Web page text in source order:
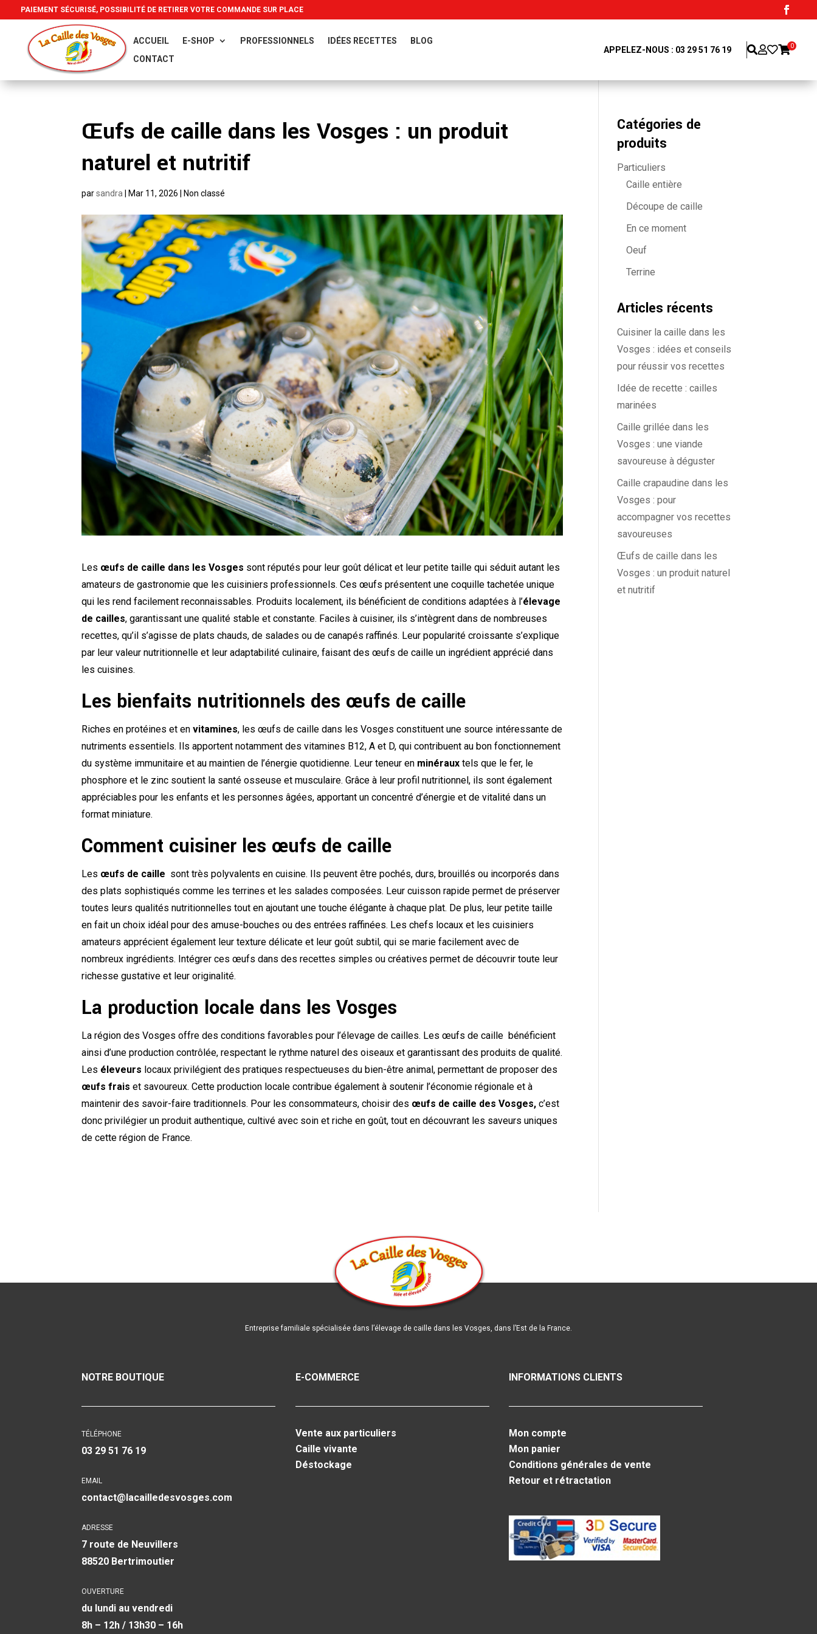
PAIEMENT SÉCURISÉ, POSSIBILITÉ DE RETIRER VOTRE COMMANDE SUR PLACE
ACCUEIL E-SHOP PROFESSIONNELS IDÉES RECETTES
BLOG
CONTACT
APPELEZ-NOUS : 03 29 51 76 19 0
Œufs de caille dans les Vosges : un produit
naturel et nutritif
parsandra Mar 11, 2026 | Non classé
Les œufs de caille dans les Vosges sont réputés pour leur goût délicat et leur petite taille qui séduit autant les
amateurs de gastronomie que les cuisiniers professionnels. Ces œufs présentent une coquille tachetée unique
qui les rend facilement reconnaissables. Produits localement, ils bénéficient de conditions adaptées à l’élevage
de cailles, garantissant une qualité stable et constante. Faciles à cuisiner, ils s’intègrent dans de nombreuses
recettes, qu’il s’agisse de plats chauds, de salades ou de canapés raffinés. Leur popularité croissante s’explique
par leur valeur nutritionnelle et leur adaptabilité culinaire, faisant des œufs de caille un ingrédient apprécié dans
les cuisines.
Les bienfaits nutritionnels des œufs de caille
Riches enprotéines et envitamines, lesœufs de caille dans les Vosges constituent une source intéressante de
nutriments essentiels. Ils apportent notamment des vitamines B12, A et D, qui contribuent au bon fonctionnement
du système immunitaire et au maintien de l’énergie quotidienne. Leur teneur en minéraux tels que le fer, le
phosphore et le zinc soutient la santé osseuse et musculaire. Grâce à leur profil nutritionnel, ils sont également
appréciables pour les enfants et les personnes âgées, apportant un concentré d’énergie et de vitalité dans un
format miniature.
Comment cuisiner les œufs de caille
Les œufs de caille sont très polyvalents en cuisine. Ils peuvent être pochés, durs, brouillés ou incorporés dans
des plats sophistiqués comme les terrines et les salades composées. Leur cuisson rapide permet de préserver
toutes leurs qualités nutritionnelles tout en ajoutant une touche élégante à chaque plat. De plus, leur petite taille
en fait un choix idéal pour des amuse-bouches ou des entrées raffinées. Les chefs locaux et les cuisiniers
amateurs apprécient également leur texture délicate et leur goût subtil, qui se marie facilement avec de
nombreux ingrédients. Intégrer ces œufs dans des recettes simples ou créatives permet de découvrir toute leur
richesse gustative et leur originalité.
La production locale dans les Vosges
La région des Vosges offre des conditions favorables pour l’élevage de cailles. Les œufs de caille bénéficient
ainsi d’une production contrôlée, respectant le rythme naturel des oiseaux et garantissant des produits de qualité.
Les éleveurs locaux privilégient des pratiques respectueuses du bien-être animal, permettant de proposer des
œufs frais et savoureux. Cette production locale contribue également à soutenir l’économie régionale et à
maintenir des savoir-faire traditionnels. Pour les consommateurs, choisir des œufs de caille des Vosges, c’est
donc privilégier un produit authentique, cultivé avec soin et riche en goût, tout en découvrant les saveurs uniques
de cette région de France.
Catégories de
produits
Particuliers
Caille entière
Découpe de caille
En ce moment
Oeuf
Terrine
Articles récents
Cuisiner la caille dans les
Vosges : idées et conseils
pour réussir vos recettes
Idée de recette : cailles
marinées
Caille grillée dans les
Vosges : une viande
savoureuse à déguster
Caille crapaudine dans les
Vosges : pour
accompagner vos recettes
savoureuses
Œufs de caille dans les
Vosges : un produit naturel
et nutritif
Entreprise familiale spécialisée dans l’élevage de caille dans les Vosges, dans l’Est de la France.
NOTRE BOUTIQUE
TÉLÉPHONE
03 29 51 76 19
EMAIL
contact@lacailledesvosges.com
ADRESSE
7 route de Neuvillers
88520 Bertrimoutier
OUVERTURE
du lundi au vendredi
8h – 12h / 13h30 – 16h
E-COMMERCE
Vente aux particuliers
Caille vivante
Déstockage
INFORMATIONS CLIENTS
Mon compte
Mon panier
Conditions générales de vente
Retour et rétractation